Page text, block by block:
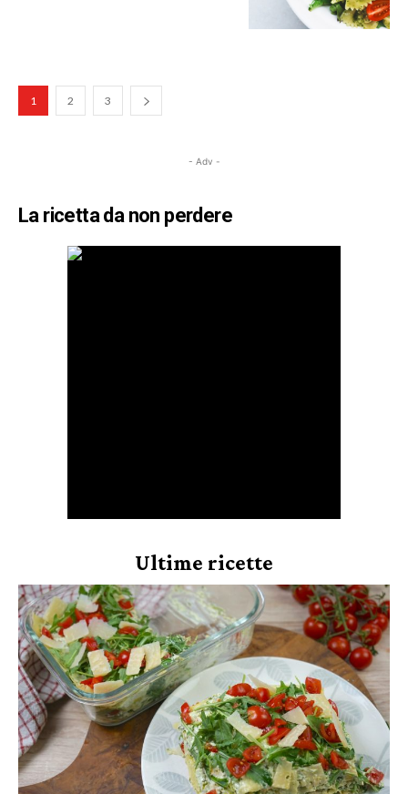
1 2 3
- Adv -
La ricetta da non perdere
Ultime ricette